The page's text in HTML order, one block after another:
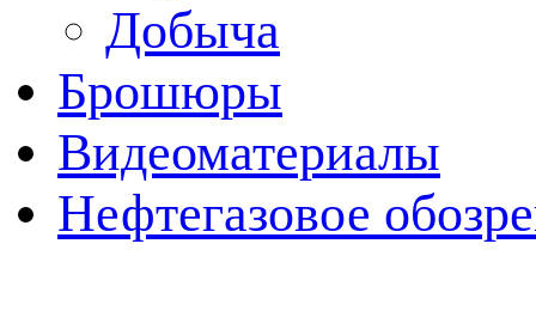
Добыча
Брошюры
Видеоматериалы
Нефтегазовое